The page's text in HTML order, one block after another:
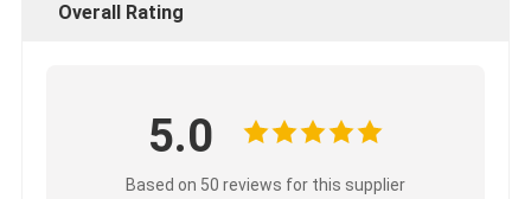
Overall Rating
5.0
Based on 50 reviews for this supplier